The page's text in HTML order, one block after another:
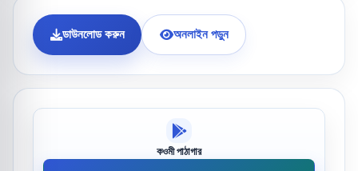
ডাউনলোড করুন অনলাইন পড়ুন
কওমী পাঠাগার